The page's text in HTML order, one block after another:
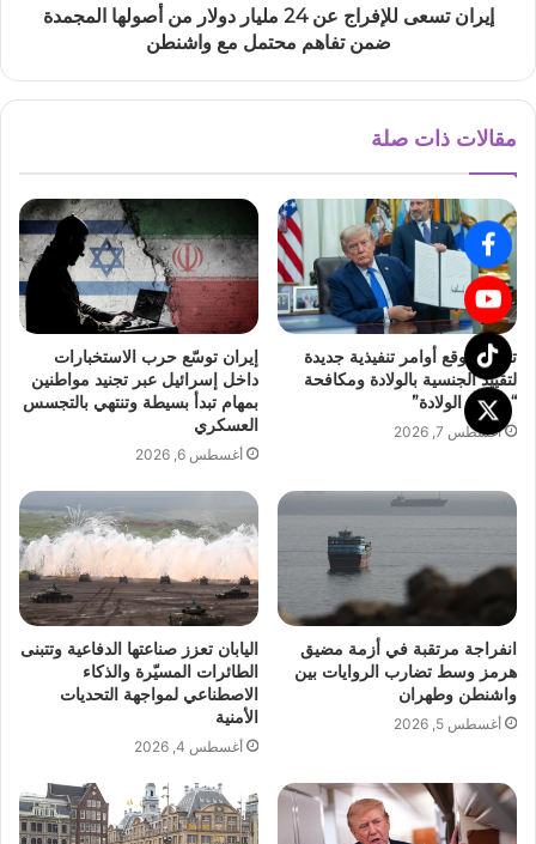
إيران تسعى للإفراج عن 24 مليار دولار من أصولها المجمدة
ضمن تفاهم محتمل مع واشنطن
مقالات ذات صلة
ترمب يوقع أوامر تنفيذية جديدة
لتقييد الجنسية بالولادة ومكافحة
“سياحة الولادة”
أغسطس 7, 2026
إيران توسّع حرب الاستخبارات
داخل إسرائيل عبر تجنيد مواطنين
بمهام تبدأ بسيطة وتنتهي بالتجسس
العسكري
أغسطس 6, 2026
انفراجة مرتقبة في أزمة مضيق
هرمز وسط تضارب الروايات بين
واشنطن وطهران
أغسطس 5, 2026
اليابان تعزز صناعتها الدفاعية وتتبنى
الطائرات المسيّرة والذكاء
الاصطناعي لمواجهة التحديات
الأمنية
أغسطس 4, 2026